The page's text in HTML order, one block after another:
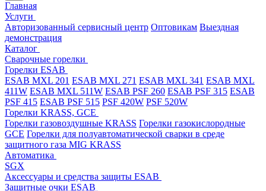
Главная
Услуги
Авторизованный сервисный центр Оптовикам Выездная
демонстрация
Каталог
Cварочные горелки
Горелки ESAB
ESAB MXL 201 ESAB MXL 271 ESAB MXL 341 ESAB MXL
411W ESAB MXL 511W ESAB PSF 260 ESAB PSF 315 ESAB
PSF 415 ESAB PSF 515 PSF 420W PSF 520W
Горелки KRASS, GCE
Горелки газовоздушные KRASS Горелки газокислородные
GCE Горелки для полуавтоматической сварки в среде
защитного газа MIG KRASS
Автоматика
SGX
Аксессуары и средства защиты ESAB
Защитные очки ESAB